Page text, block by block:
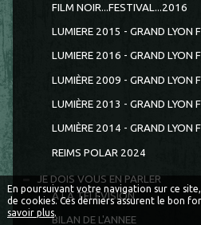
En poursuivant votre navigation sur ce
de cookies. Ces derniers assurent le bon
savoir plus.
FILM NOIR...FESTIVAL...2016
LUMIERE 2015 - GRAND LYON
LUMIERE 2016 - GRAND LYON
LUMIÈRE 2009 - GRAND LYON
LUMIÈRE 2013 - GRAND LYON
LUMIÈRE 2014 - GRAND LYON
REIMS POLAR 2024
JE DOIS VOUS EN PARLER
A LA TELEVISION
BILAN DE L'ANNEE